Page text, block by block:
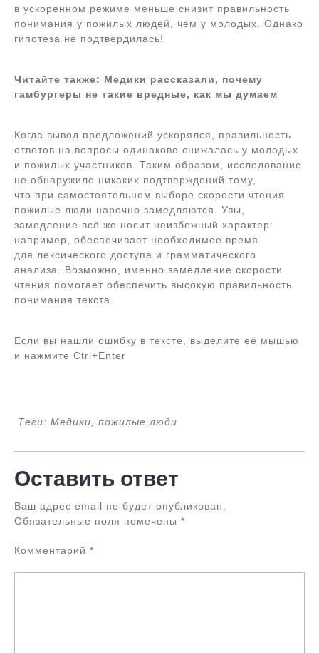
в ускоренном режиме меньше снизит правильность
понимания у пожилых людей, чем у молодых. Однако
гипотеза не подтвердилась!
Читайте также: Медики рассказали, почему
гамбургеры не такие вредные, как мы думаем
Когда вывод предложений ускорялся, правильность
ответов на вопросы одинаково снижалась у молодых
и пожилых участников. Таким образом, исследование
не обнаружило никаких подтверждений тому,
что при самостоятельном выборе скорости чтения
пожилые люди нарочно замедляются. Увы,
замедление всё же носит неизбежный характер:
например, обеспечивает необходимое время
для лексического доступа и грамматического
анализа. Возможно, именно замедление скорости
чтения помогает обеспечить высокую правильность
понимания текста.
Если вы нашли ошибку в тексте, выделите её мышью
и нажмите Ctrl+Enter
Теги: Медики, пожилые люди
Оставить ответ
Ваш адрес email не будет опубликован.
Обязательные поля помечены *
Комментарий *